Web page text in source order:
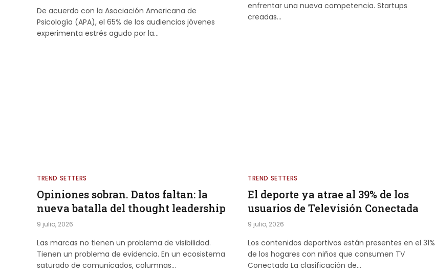
De acuerdo con la Asociación Americana de
Psicología (APA), el 65% de las audiencias jóvenes
experimenta estrés agudo por la…
enfrentar una nueva competencia. Startups
creadas…
TREND SETTERS
Opiniones sobran. Datos faltan: la
nueva batalla del thought leadership
9 julio, 2026
Las marcas no tienen un problema de visibilidad.
Tienen un problema de evidencia. En un ecosistema
saturado de comunicados, columnas…
TREND SETTERS
El deporte ya atrae al 39% de los
usuarios de Televisión Conectada
9 julio, 2026
Los contenidos deportivos están presentes en el 31%
de los hogares con niños que consumen TV
Conectada La clasificación de…